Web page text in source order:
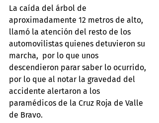
La caída del árbol de
aproximadamente 12 metros de alto,
llamó la atención del resto de los
automovilistas quienes detuvieron su
marcha,  por lo que unos
descendieron parar saber lo ocurrido,
por lo que al notar la gravedad del
accidente alertaron a los
paramédicos de la Cruz Roja de Valle
de Bravo.